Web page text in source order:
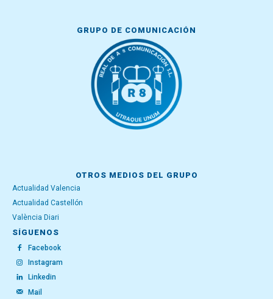
GRUPO DE COMUNICACIÓN
OTROS MEDIOS DEL GRUPO
Actualidad Valencia
Actualidad Castellón
València Diari
SÍGUENOS
Facebook
Instagram
Linkedin
Mail